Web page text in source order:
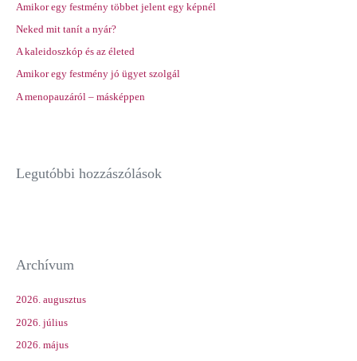
f
o
r
:
Amikor egy festmény többet jelent egy képnél
Neked mit tanít a nyár?
A kaleidoszkóp és az életed
Amikor egy festmény jó ügyet szolgál
A menopauzáról – másképpen
Legutóbbi hozzászólások
Archívum
2026. augusztus
2026. július
2026. május